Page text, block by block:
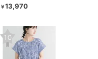
￥13,970